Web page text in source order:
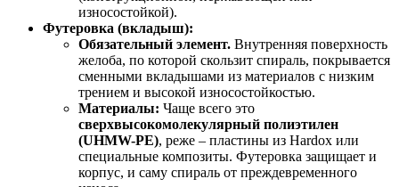
износостойкой).
Футеровка (вкладыш):
Обязательный элемент. Внутренняя поверхность
желоба, по которой скользит спираль, покрывается
сменными вкладышами из материалов с низким
трением и высокой износостойкостью.
Материалы: Чаще всего это
сверхвысокомолекулярный полиэтилен
(UHMW-PE), реже – пластины из Hardox или
специальные композиты. Футеровка защищает и
корпус, и саму спираль от преждевременного